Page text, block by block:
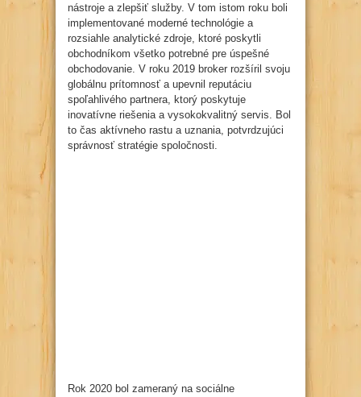
nástroje a zlepšiť služby. V tom istom roku boli
implementované moderné technológie a
rozsiahle analytické zdroje, ktoré poskytli
obchodníkom všetko potrebné pre úspešné
obchodovanie. V roku 2019 broker rozšíril svoju
globálnu prítomnosť a upevnil reputáciu
spoľahlivého partnera, ktorý poskytuje
inovatívne riešenia a vysokokvalitný servis. Bol
to čas aktívneho rastu a uznania, potvrdzujúci
správnosť stratégie spoločnosti.
Rok 2020 bol zameraný na sociálne